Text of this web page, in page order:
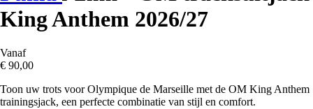
King Anthem 2026/27
Vanaf
€ 90,00
Toon uw trots voor Olympique de Marseille met de OM King Anthem
trainingsjack, een perfecte combinatie van stijl en comfort.